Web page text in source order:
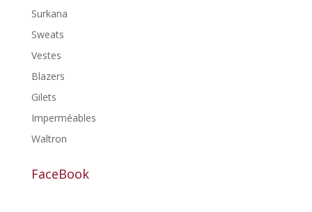
Surkana
Sweats
Vestes
Blazers
Gilets
Imperméables
Waltron
FaceBook